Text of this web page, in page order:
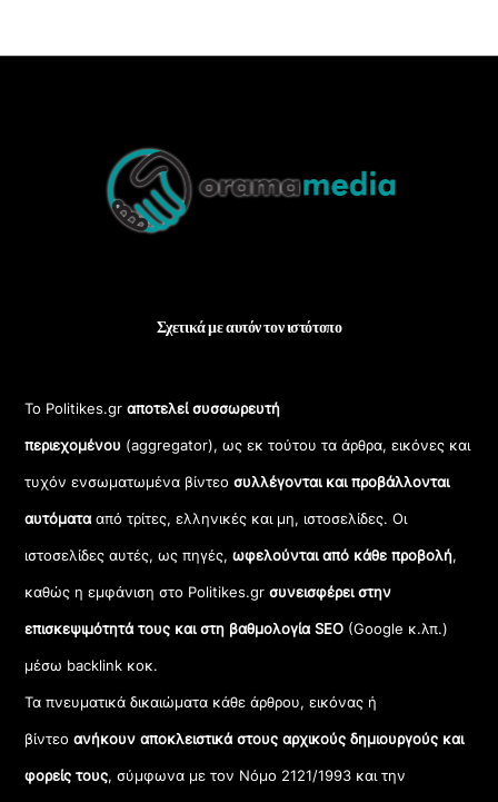
Top
Σχετικά με αυτόν τον ιστότοπο
Το Politikes.grαποτελεί συσσωρευτή
περιεχομένου (aggregator), ως εκ τούτου τα άρθρα, εικόνες και
τυχόν ενσωματωμένα βίντεοσυλλέγονται και προβάλλονται
αυτόματααπό τρίτες, ελληνικές και μη, ιστοσελίδες. Οι
ιστοσελίδες αυτές, ως πηγές,ωφελούνται από κάθε προβολή,
καθώς η εμφάνιση στο Politikes.gr συνεισφέρει στην
επισκεψιμότητά τους και στη βαθμολογία SEO (Google κ.λπ.)
μέσω backlink κοκ.
Τα πνευματικά δικαιώματα κάθε άρθρου, εικόνας ή
βίντεοανήκουν αποκλειστικά στους αρχικούς δημιουργούς και
φορείς τους, σύμφωνα με τον Νόμο 2121/1993 και την